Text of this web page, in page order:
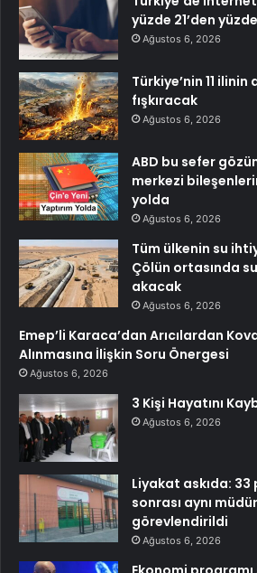
yüzde 21’den
Ağustos 6, 2026
Türkiye’nin 11 ilinin
fışkıracak
Ağustos 6, 2026
ABD bu sefer
merkezi
yolda
Ağustos 6, 2026
Tüm ülkenin su
Çölün ortasında
akacak
Ağustos 6, 2026
Emep’li Karaca’dan Arıcılardan
Alınmasına İlişkin Soru Önergesi
Ağustos 6, 2026
3 Kişi Hayatını
Ağustos 6, 2026
Liyakat askıda: 33
sonrası aynı
görevlendirildi
Ağustos 6, 2026